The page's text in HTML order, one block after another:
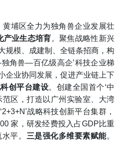
黄埔区全力为独角兽企业发展壮
产业生态培育。聚焦战略性新兴
规模、成建制、全链条招商，构
角兽—百亿级高企’科技企业梯
企业协同发展，促进产业链上下
创平台建设。创建全国首个‘中
范区，打造以广州实验室、大湾
战略科技创新平台集群，
家，研发经费投入占GDP比重
平。 三是强化多维要素赋能。